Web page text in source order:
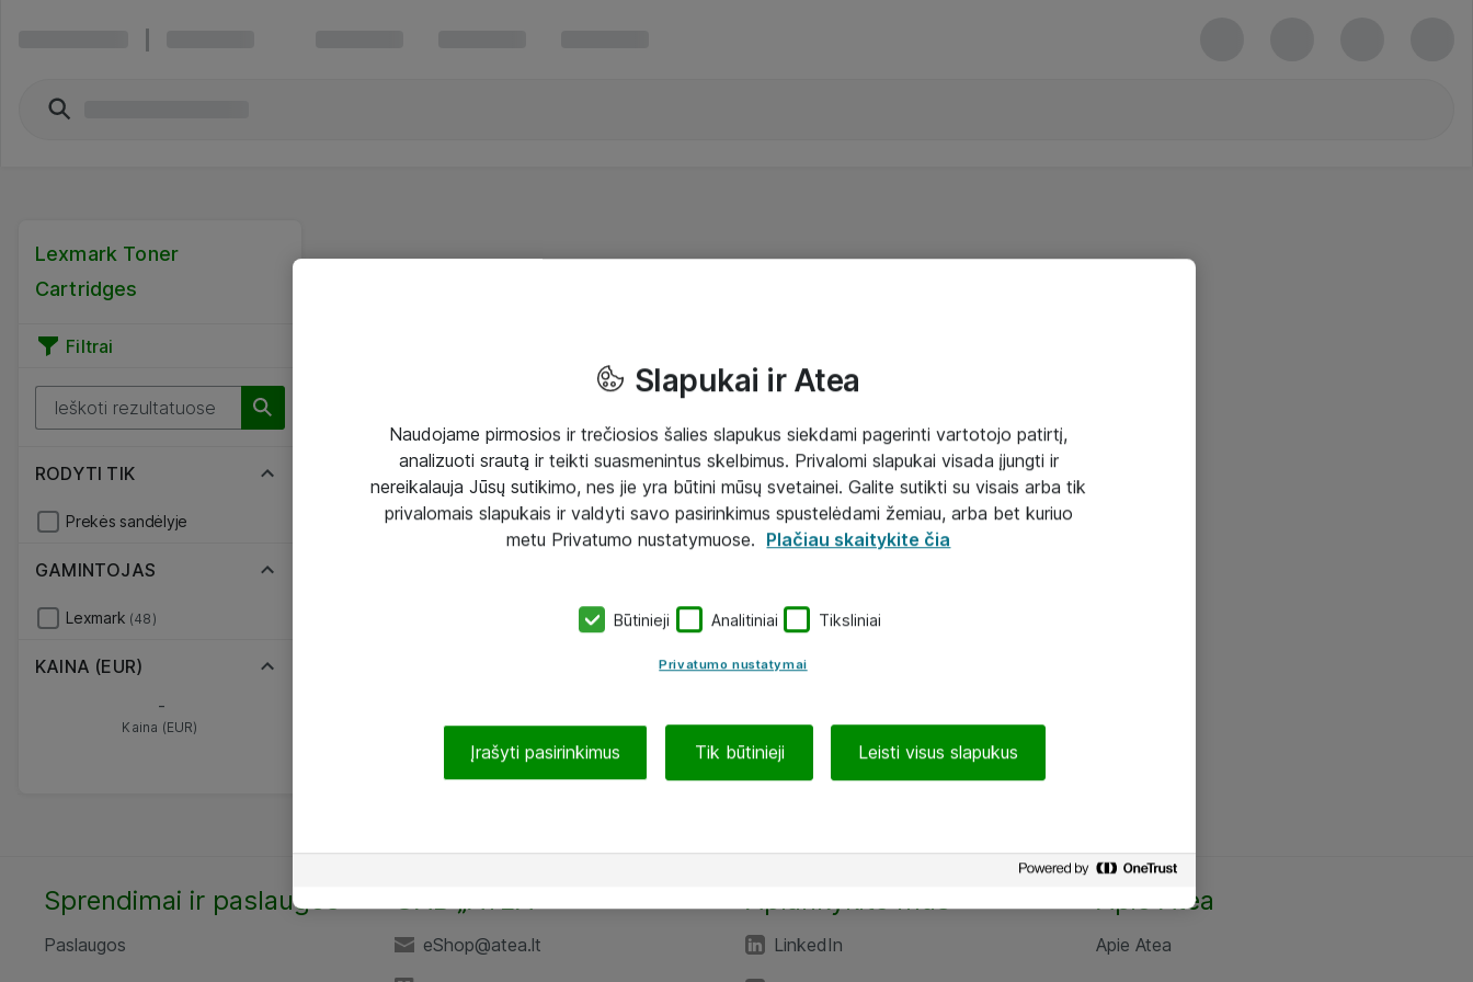
Lexmark Toner
Cartridges
Filtrai
RODYTI TIK
Prekės sandėlyje
GAMINTOJAS
Lexmark (48)
KAINA (EUR)
-
Kaina (EUR)
Sprendimai ir paslaugos
Paslaugos
UAB „ATEA“
eShop@atea.lt
Aplankykite mus
LinkedIn
Apie Atea
Apie Atea
Slapukai ir Atea
Naudojame pirmosios ir trečiosios šalies slapukus siekdami pagerinti vartotojo patirtį,
analizuoti srautą ir teikti suasmenintus skelbimus. Privalomi slapukai visada įjungti ir
nereikalauja Jūsų sutikimo, nes jie yra būtini mūsų svetainei. Galite sutikti su visais arba tik
privalomais slapukais ir valdyti savo pasirinkimus spustelėdami žemiau, arba bet kuriuo
metu Privatumo nustatymuose. Plačiau skaitykite čia
Būtinieji Analitiniai Tiksliniai
Privatumo nustatymai
Įrašyti pasirinkimus Tik būtinieji Leisti visus slapukus